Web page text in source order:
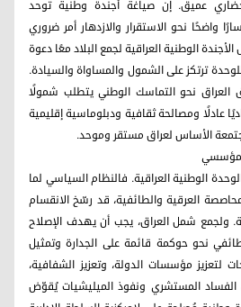
عميق. إن صياغة أجندة وطنية توحد
واضحًا نحو الاستقرار والازدهار أمر ضروري
الوطنية العراقية لجمع البلاد معًا دعوة
ترتكز على الشمول والمساواة والسيادة.
العراق نحو التماسك الوطني يتطلب شمولًا
عادلًا ومصالحة ثقافية ودبلوماسية إقليمية
الأساس لعراق مستقر وموحد.
الوطنية العراقية. فالنظام السياسي لما
على المحاصصة العرقية والطائفية، قد رسّخ الانقسام
ولجمع شمل العراق، يجب أن يهدف الإصلاح
نحو حوكمة قائمة على الجدارة وتمثيل
لتعزيز مؤسسات الدولة، وتعزيز الشفافية،
الفساد المستشري ونفوذ الميليشيات يُقوّض